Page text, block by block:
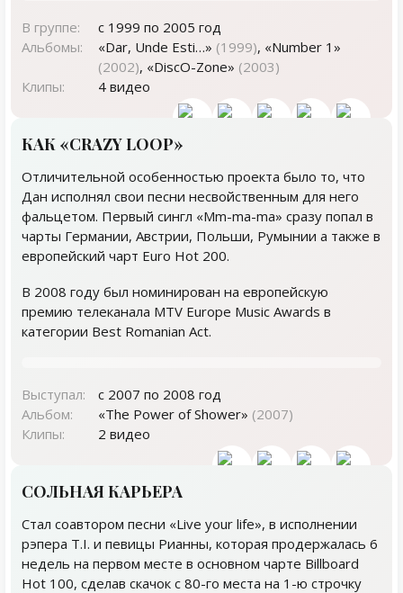
В группе:
с 1999 по 2005 год
Альбомы:
«Dar, Unde Esti…» (1999), «Number 1»
(2002), «DiscO-Zone» (2003)
Клипы:
4 видео
КАК «CRAZY LOOP»
Отличительной особенностью проекта было то, что
Дан исполнял свои песни несвойственным для него
фальцетом. Первый сингл «Mm-ma-ma» сразу попал в
чарты Германии, Австрии, Польши, Румынии а также в
европейский чарт Euro Hot 200.
В 2008 году был номинирован на европейскую
премию телеканала MTV Europe Music Awards в
категории Best Romanian Act.
Выступал:
с 2007 по 2008 год
Альбом:
«The Power of Shower» (2007)
Клипы:
2 видео
СОЛЬНАЯ КАРЬЕРА
Cтал соавтором песни «Live your life», в исполнении
рэпера T.I. и певицы Рианны, которая продержалась 6
недель на первом месте в основном чарте Billboard
Hot 100, сделав скачок с 80-го места на 1-ю строчку